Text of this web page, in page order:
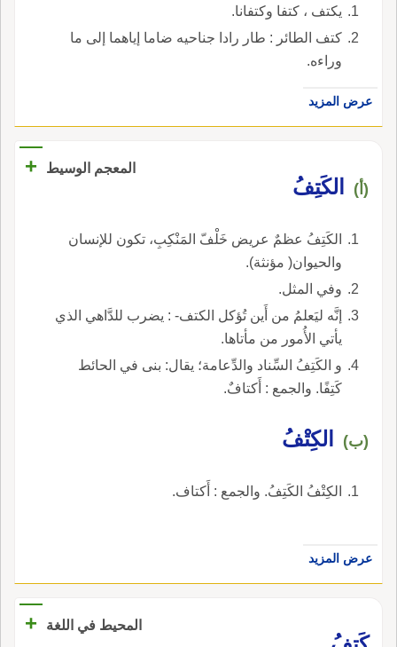
يكتف ، كتفا وكتفانا.
كتف الطائر : طار رادا جناحيه ضاما إياهما إلى ما
وراءه.
عرض المزيد
المعجم الوسيط +
(أ) الكَتِفُ
الكَتِفُ عظمٌ عريض خَلْفّ المَنْكِبِ، تكون للإنسان
والحيوان( مؤنثة).
وفي المثل.
إنَّه ليَعلمُ من أَين تُؤكل الكتف- : يضرب للدَّاهي الذي
يأتي الأُمور من مأتاها.
و الكَتِفُ السِّناد والدِّعامة؛ يقال: بنى في الحائط
كَتِفًا. والجمع : أَكتافٌ.
(ب) الكِتْفُ
الكِتْفُ الكَتِفُ. والجمع : أَكتاف.
عرض المزيد
المحيط في اللغة
+